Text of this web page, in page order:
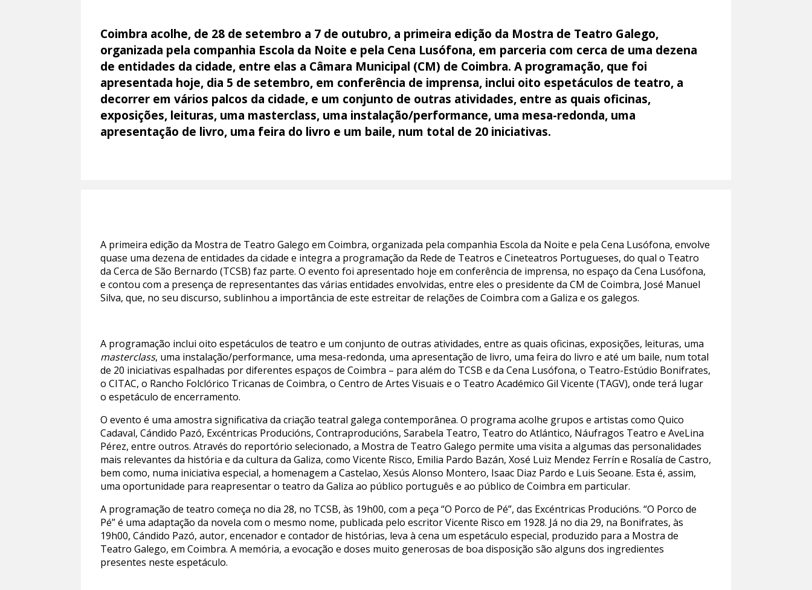
Coimbra acolhe, de 28 de setembro a 7 de outubro, a primeira edição da Mostra de Teatro Galego,
organizada pela companhia Escola da Noite e pela Cena Lusófona, em parceria com cerca de uma dezena
de entidades da cidade, entre elas a Câmara Municipal (CM) de Coimbra. A programação, que foi
apresentada hoje, dia 5 de setembro, em conferência de imprensa, inclui oito espetáculos de teatro, a
decorrer em vários palcos da cidade, e um conjunto de outras atividades, entre as quais oficinas,
exposições, leituras, uma masterclass, uma instalação/performance, uma mesa-redonda, uma
apresentação de livro, uma feira do livro e um baile, num total de 20 iniciativas.
A primeira edição da Mostra de Teatro Galego em Coimbra, organizada pela companhia Escola da Noite e pela Cena Lusófona, envolve
quase uma dezena de entidades da cidade e integra a programação da Rede de Teatros e Cineteatros Portugueses, do qual o Teatro
da Cerca de São Bernardo (TCSB) faz parte. O evento foi apresentado hoje em conferência de imprensa, no espaço da Cena Lusófona,
e contou com a presença de representantes das várias entidades envolvidas, entre eles o presidente da CM de Coimbra, José Manuel
Silva, que, no seu discurso, sublinhou a importância de este estreitar de relações de Coimbra com a Galiza e os galegos.
A programação inclui oito espetáculos de teatro e um conjunto de outras atividades, entre as quais oficinas, exposições, leituras, uma
masterclass, uma instalação/performance, uma mesa-redonda, uma apresentação de livro, uma feira do livro e até um baile, num total
de 20 iniciativas espalhadas por diferentes espaços de Coimbra – para além do TCSB e da Cena Lusófona, o Teatro-Estúdio Bonifrates,
o CITAC, o Rancho Folclórico Tricanas de Coimbra, o Centro de Artes Visuais e o Teatro Académico Gil Vicente (TAGV), onde terá lugar
o espetáculo de encerramento.
O evento é uma amostra significativa da criação teatral galega contemporânea. O programa acolhe grupos e artistas como Quico
Cadaval, Cándido Pazó, Excéntricas Producións, Contraproducións, Sarabela Teatro, Teatro do Atlántico, Náufragos Teatro e AveLina
Pérez, entre outros. Através do reportório selecionado, a Mostra de Teatro Galego permite uma visita a algumas das personalidades
mais relevantes da história e da cultura da Galiza, como Vicente Risco, Emilia Pardo Bazán, Xosé Luiz Mendez Ferrín e Rosalía de Castro,
bem como, numa iniciativa especial, a homenagem a Castelao, Xesús Alonso Montero, Isaac Diaz Pardo e Luis Seoane. Esta é, assim,
uma oportunidade para reapresentar o teatro da Galiza ao público português e ao público de Coimbra em particular.
A programação de teatro começa no dia 28, no TCSB, às 19h00, com a peça “O Porco de Pé”, das Excéntricas Producións. “O Porco de
Pé” é uma adaptação da novela com o mesmo nome, publicada pelo escritor Vicente Risco em 1928. Já no dia 29, na Bonifrates, às
19h00, Cándido Pazó, autor, encenador e contador de histórias, leva à cena um espetáculo especial, produzido para a Mostra de
Teatro Galego, em Coimbra. A memória, a evocação e doses muito generosas de boa disposição são alguns dos ingredientes
presentes neste espetáculo.